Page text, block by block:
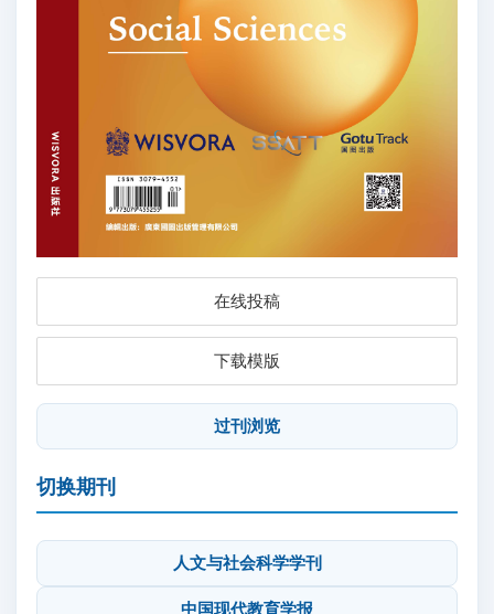
在线投稿
下载模版
过刊浏览
切换期刊
人文与社会科学学刊
中国现代教育学报